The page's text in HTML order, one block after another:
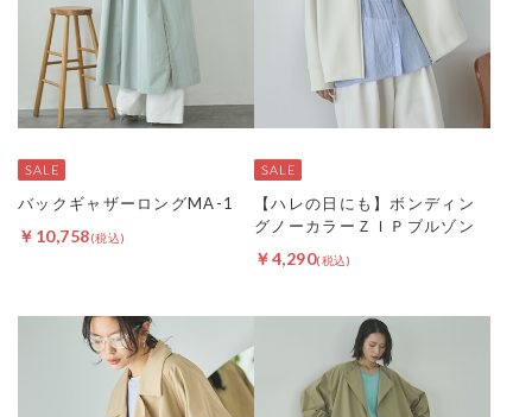
バックギャザーロングMA-1
￥10,758
【ハレの日にも】ボンディン
グノーカラーＺＩＰブルゾン
￥4,290